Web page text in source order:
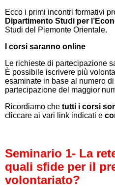
Ecco i primi incontri formativi
Dipartimento Studi per
Studi del Piemonte Orientale.
I corsi saranno online
Le richieste di partecipazione
È possibile iscrivere più
esaminate in base al numero
partecipazione del maggior
Ricordiamo che tutti i corsi
cliccare ai vari link indicati e
Seminario 1- La
quali sfide per il
volontariato?